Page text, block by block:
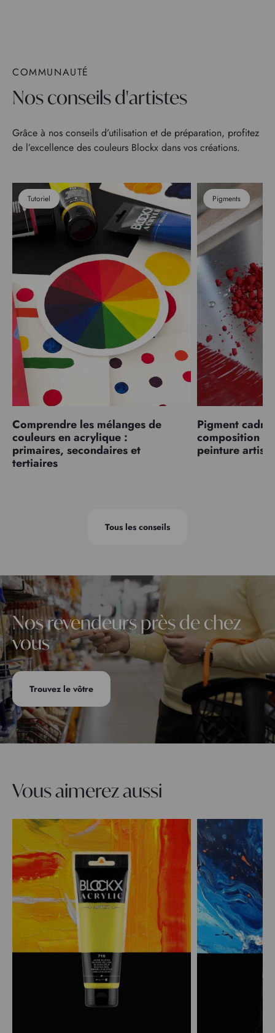
COMMUNAUTÉ
Nos conseils d'artistes
Grâce à nos conseils d’utilisation et de préparation, profitez
de l’excellence des couleurs Blockx dans vos créations.
Tutoriel
Comprendre les mélanges de
couleurs en acrylique :
primaires, secondaires et
tertiaires
Pigments
Pigment
composition
peinture
Tous les conseils
Nos revendeurs près de chez
vous
Trouvez le vôtre
Vous aimerez aussi